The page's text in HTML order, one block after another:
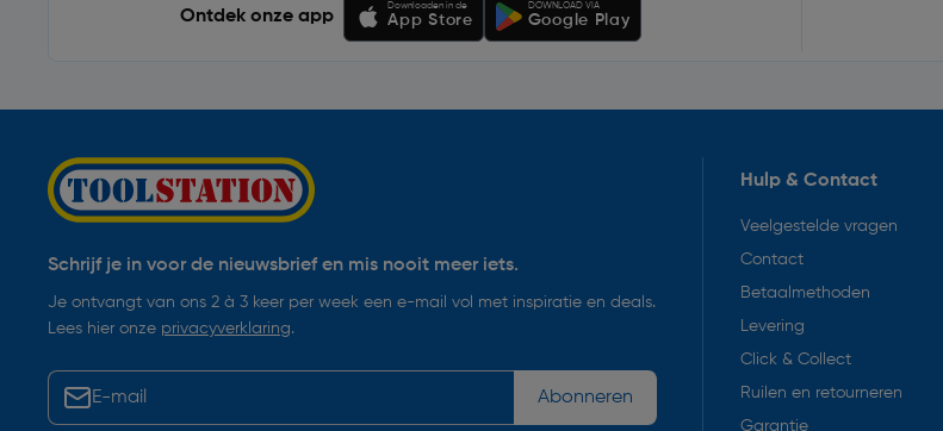
Ontdek onze app
Downloaden in de
App Store
DOWNLOAD VIA
Google Play
Schrijf je in voor de nieuwsbrief en mis nooit meer iets.
Je ontvangt van ons 2 à 3 keer per week een e-mail vol met inspiratie en deals.
Lees hier onze privacyverklaring.
Abonneren
Hulp & Contact
Veelgestelde vragen
Contact
Betaalmethoden
Levering
Click & Collect
Ruilen en retourneren
Garantie